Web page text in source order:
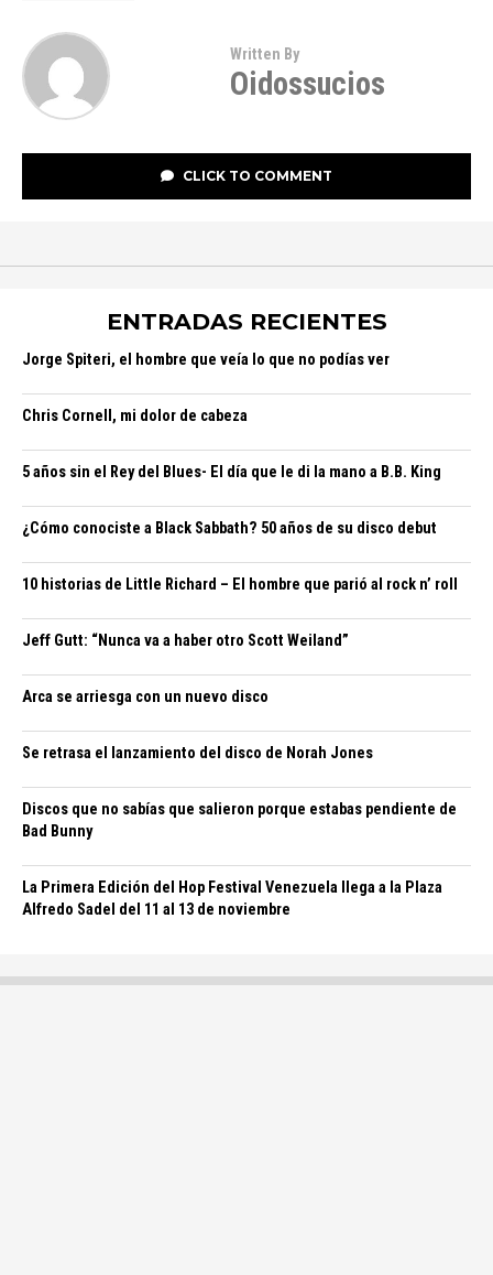
Written By
Oidossucios
CLICK TO COMMENT
ENTRADAS RECIENTES
Jorge Spiteri, el hombre que veía lo que no podías ver
Chris Cornell, mi dolor de cabeza
5 años sin el Rey del Blues- El día que le di la mano a B.B. King
¿Cómo conociste a Black Sabbath? 50 años de su disco debut
10 historias de Little Richard – El hombre que parió al rock n’ roll
Jeff Gutt: “Nunca va a haber otro Scott Weiland”
Arca se arriesga con un nuevo disco
Se retrasa el lanzamiento del disco de Norah Jones
Discos que no sabías que salieron porque estabas pendiente de
Bad Bunny
La Primera Edición del Hop Festival Venezuela llega a la Plaza
Alfredo Sadel del 11 al 13 de noviembre